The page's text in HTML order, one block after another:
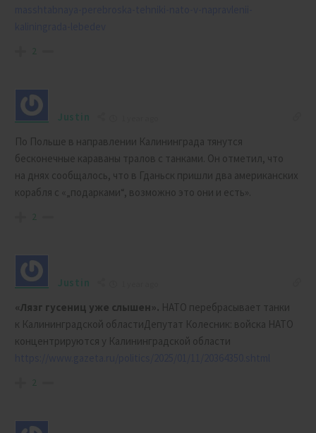
2
Justin
По Польше в направлении Калининграда тянутся
бесконечные караваны тралов с танками. Он отметил, что
на днях сообщалось, что в Гданьск пришли два американских
корабля с «„подарками“, возможно это они и есть».
2
Justin
«Лязг гусениц уже слышен». НАТО перебрасывает танки
к Калининградской областиДепутат Колесник: войска НАТО
концентрируются у Калининградской области
2